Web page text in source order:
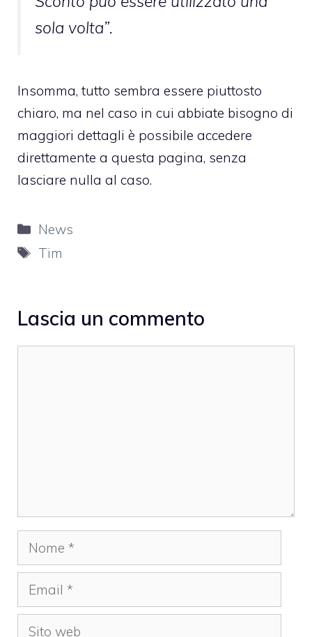
sola volta”.
Insomma, tutto sembra essere piuttosto
chiaro, ma nel caso in cui abbiate bisogno di
maggiori dettagli è possibile accedere
direttamente a questa pagina, senza
lasciare nulla al caso.
Categorie
News
Tag
Tim
Lascia un commento
Nome
Email
Sito